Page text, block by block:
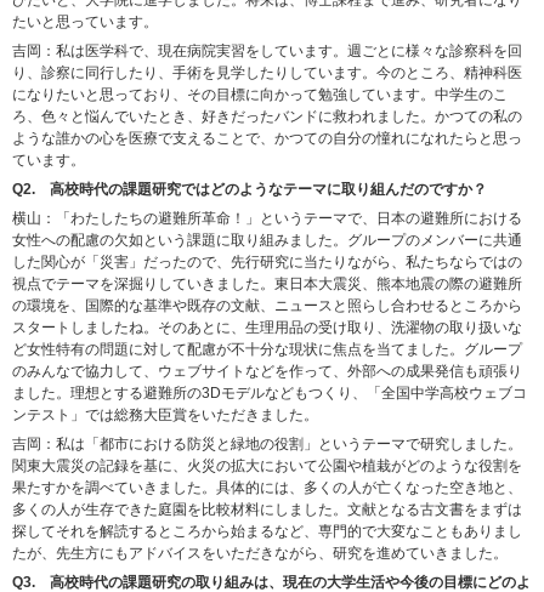
たいと思っています。
吉岡：私は医学科で、現在病院実習をしています。週ごとに様々な診察科を回
り、診察に同行したり、手術を見学したりしています。今のところ、精神科医
になりたいと思っており、その目標に向かって勉強しています。中学生のこ
ろ、色々と悩んでいたとき、好きだったバンドに救われました。かつての私の
ような誰かの心を医療で支えることで、かつての自分の憧れになれたらと思っ
ています。
Q2. 高校時代の課題研究ではどのようなテーマに取り組んだのですか？
横山：「わたしたちの避難所革命！」というテーマで、日本の避難所における
女性への配慮の欠如という課題に取り組みました。グループのメンバーに共通
した関心が「災害」だったので、先行研究に当たりながら、私たちならではの
視点でテーマを深掘りしていきました。東日本大震災、熊本地震の際の避難所
の環境を、国際的な基準や既存の文献、ニュースと照らし合わせるところから
スタートしましたね。そのあとに、生理用品の受け取り、洗濯物の取り扱いな
ど女性特有の問題に対して配慮が不十分な現状に焦点を当てました。グループ
のみんなで協力して、ウェブサイトなどを作って、外部への成果発信も頑張り
ました。理想とする避難所の3Dモデルなどもつくり、「全国中学高校ウェブコ
ンテスト」では総務大臣賞をいただきました。
吉岡：私は「都市における防災と緑地の役割」というテーマで研究しました。
関東大震災の記録を基に、火災の拡大において公園や植栽がどのような役割を
果たすかを調べていきました。具体的には、多くの人が亡くなった空き地と、
多くの人が生存できた庭園を比較材料にしました。文献となる古文書をまずは
探してそれを解読するところから始まるなど、専門的で大変なこともありまし
たが、先生方にもアドバイスをいただきながら、研究を進めていきました。
Q3. 高校時代の課題研究の取り組みは、現在の大学生活や今後の目標にどのよ